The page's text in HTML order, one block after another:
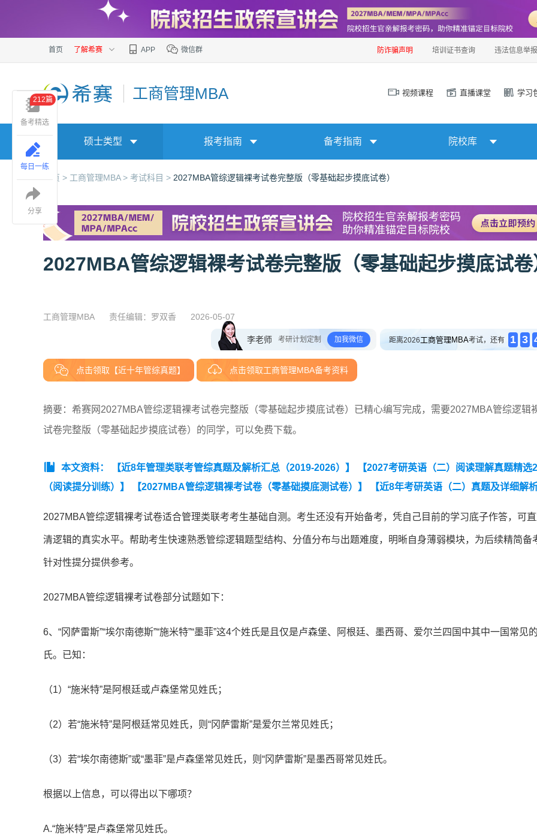
首页 了解希赛 APP 微信群 防诈骗声明 培训证书查询 违法信息举报
工商管理MBA 视频课程 直播课堂 学习
硕士类型 报考指南 备考指南 院校库
首页 > 工商管理MBA > 考试科目 > 2027MBA管综逻辑裸考试卷完整版（零基础起步摸底试卷）
2027MBA管综逻辑裸考试卷完整版（零基础起步摸底试卷
工商管理MBA 责任编辑：罗双香 2026-05-07
李老师 考研计划定制 加我微信 距离2026工商管理MBA考试，还有 1 3
点击领取【近十年管综真题】 点击领取工商管理MBA备考资料
摘要：希赛网2027MBA管综逻辑裸考试卷完整版（零基础起步摸底试卷）已精心编写完成，需要2027MBA管综逻辑
试卷完整版（零基础起步摸底试卷）的同学，可以免费下载。
本文资料： 【近8年管理类联考管综真题及解析汇总（2019-2026）】
【2027考研英语（二）阅读理解真题精选
（阅读提分训练）】
【2027MBA管综逻辑裸考试卷（零基础摸底测试卷）】
【近8年考研英语（二）真题及详细解
2027MBA管综逻辑裸考试卷适合管理类联考考生基础自测。考生还没有开始备考，凭自己目前的学习底子作答，可
清逻辑的真实水平。帮助考生快速熟悉管综逻辑题型结构、分值分布与出题难度，明晰自身薄弱模块，为后续精简备
针对性提分提供参考。
2027MBA管综逻辑裸考试卷部分试题如下：
6、“冈萨雷斯”“埃尔南德斯”“施米特”“墨菲”这4个姓氏是且仅是卢森堡、阿根廷、墨西哥、爱尔兰四国中其中一国常见
氏。已知：
（1）“施米特”是阿根廷或卢森堡常见姓氏；
（2）若“施米特”是阿根廷常见姓氏，则“冈萨雷斯”是爱尔兰常见姓氏；
（3）若“埃尔南德斯”或“墨菲”是卢森堡常见姓氏，则“冈萨雷斯”是墨西哥常见姓氏。
根据以上信息，可以得出以下哪项？
A.“施米特”是卢森堡常见姓氏。
备考精选
212篇
每日一练
分享